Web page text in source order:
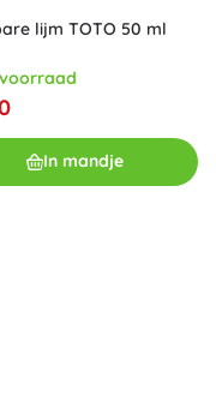
lijm TOTO 50 ml
In mandje